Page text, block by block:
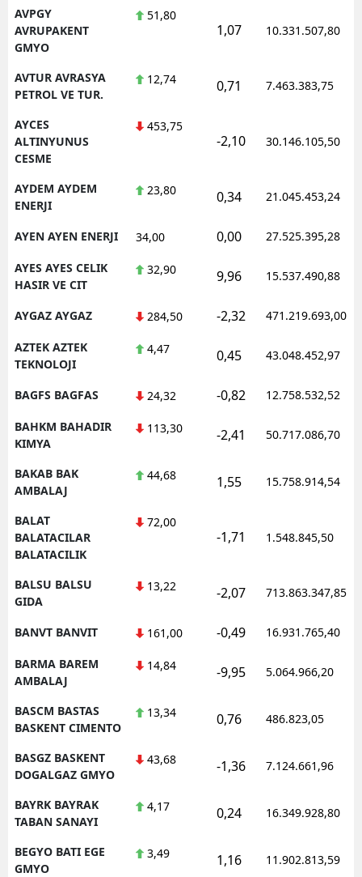
AVPGY
AVRUPAKENT
GMYO
51,80
1,07 10.331.507,80
AVTUR AVRASYA
PETROL VE TUR.
12,74 0,71 7.463.383,75
AYCES
ALTINYUNUS
CESME
453,75
-2,10 30.146.105,50
AYDEM AYDEM
ENERJI
23,80 0,34 21.045.453,24
AYEN AYEN ENERJI 34,00 0,00 27.525.395,28
AYES AYES CELIK
HASIR VE CIT
32,90 9,96 15.537.490,88
AYGAZ AYGAZ 284,50 -2,32 471.219.693,00
AZTEK AZTEK
TEKNOLOJI
4,47 0,45 43.048.452,97
BAGFS BAGFAS 24,32 -0,82 12.758.532,52
BAHKM BAHADIR
KIMYA
113,30 -2,41 50.717.086,70
BAKAB BAK
AMBALAJ
44,68 1,55 15.758.914,54
BALAT
BALATACILAR
BALATACILIK
72,00
-1,71 1.548.845,50
BALSU BALSU
GIDA
13,22 -2,07 713.863.347,85
BANVT BANVIT 161,00 -0,49 16.931.765,40
BARMA BAREM
AMBALAJ
14,84 -9,95 5.064.966,20
BASCM BASTAS
BASKENT CIMENTO
13,34 0,76 486.823,05
BASGZ BASKENT
DOGALGAZ GMYO
43,68 -1,36 7.124.661,96
BAYRK BAYRAK
TABAN SANAYI
4,17 0,24 16.349.928,80
BEGYO BATI EGE
GMYO
3,49 1,16 11.902.813,59